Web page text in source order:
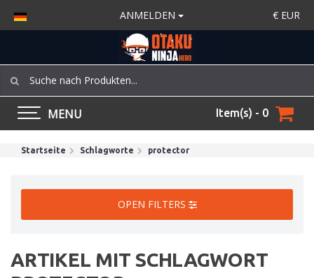
ANMELDEN € EUR
MENU Item(s) - 0
Startseite Schlagworte protector
OPEN FILTERS
ARTIKEL MIT SCHLAGWORT